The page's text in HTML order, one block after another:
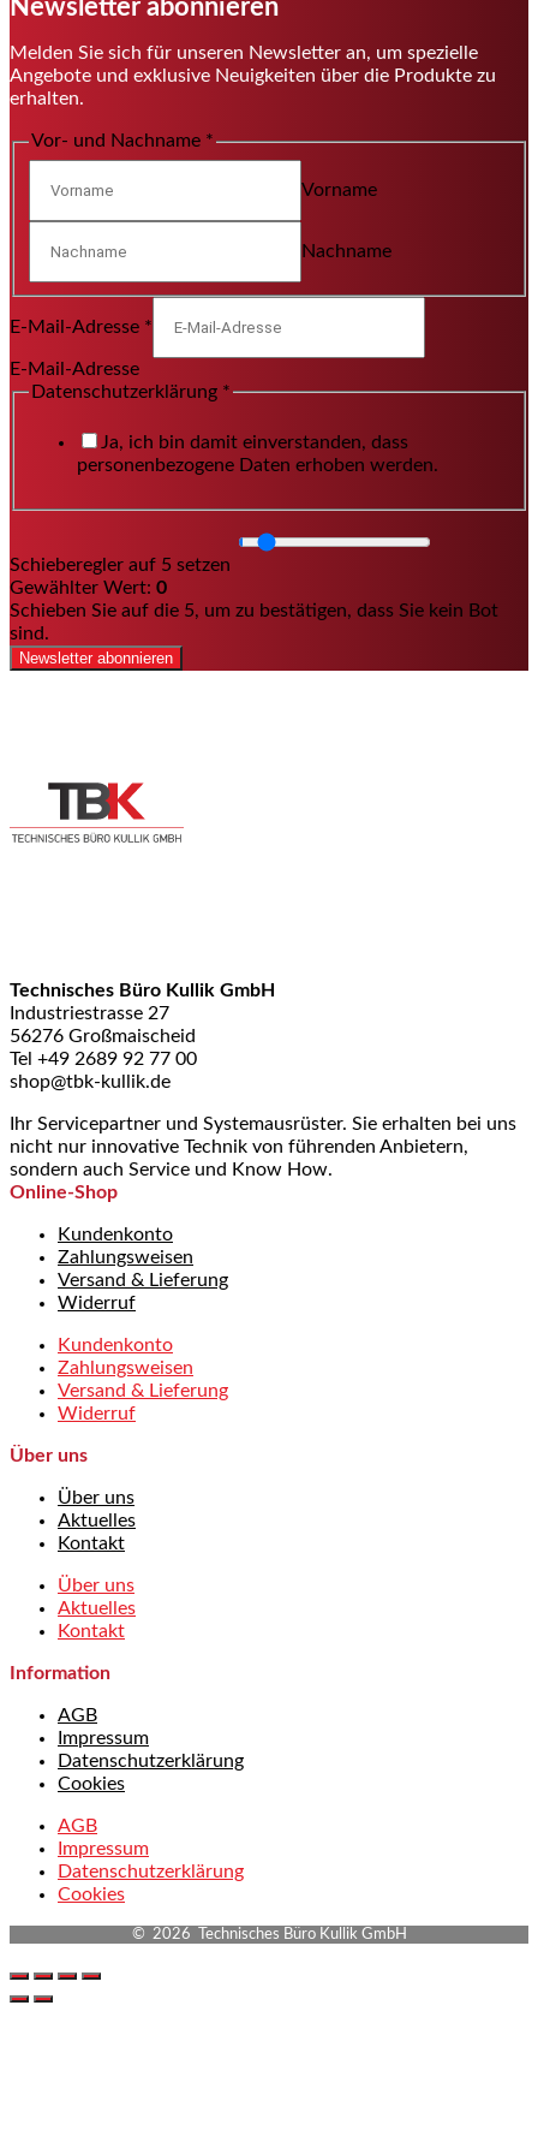
Newsletter abonnieren
Melden Sie sich für unseren Newsletter an, um spezielle
Angebote und exklusive Neuigkeiten über die Produkte zu
erhalten.
Vor- und Nachname *
Vorname
Nachname
E-Mail-Adresse *
E-Mail-Adresse
Datenschutzerklärung *
Ja, ich bin damit einverstanden, dass
personenbezogene Daten erhoben werden.
Schieberegler auf 5 setzen
Gewählter Wert: 0
Schieben Sie auf die 5, um zu bestätigen, dass Sie kein Bot
sind.
Newsletter abonnieren
Technisches Büro Kullik GmbH
Industriestrasse 27
56276 Großmaischeid
Tel +49 2689 92 77 00
shop@tbk-kullik.de
Ihr Servicepartner und Systemausrüster. Sie erhalten bei uns
nicht nur innovative Technik von führenden Anbietern,
sondern auch Service und Know How.
Online-Shop
Kundenkonto
Zahlungsweisen
Versand & Lieferung
Widerruf
Kundenkonto
Zahlungsweisen
Versand & Lieferung
Widerruf
Über uns
Über uns
Aktuelles
Kontakt
Über uns
Aktuelles
Kontakt
Information
AGB
Impressum
Datenschutzerklärung
Cookies
AGB
Impressum
Datenschutzerklärung
Cookies
© 2026 Technisches Büro Kullik GmbH